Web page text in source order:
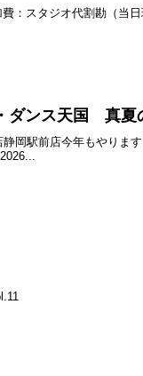
スタジオ代割勘（当
ダンス天国 真
岡駅前店今年もやりま